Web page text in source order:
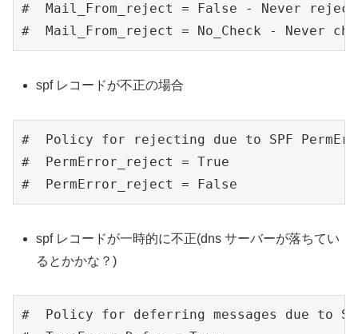
#  Mail_From_reject = False - Never
#  Mail_From_reject = No_Check - Never
spf レコードが不正の場合
#  Policy for rejecting due to SPF
#  PermError_reject = True
#  PermError_reject = False
spf レコードが一時的に不正(dns サーバーが落ちてい
るとかかな？)
#  Policy for deferring messages due to